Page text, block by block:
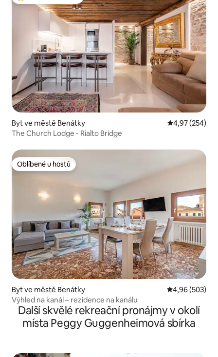
Byt ve městě Benátky Průměrné
4,97 (254)
The Church Lodge - Rialto Bridge
Oblíbené u hostů
Oblíbené u hostů
Byt ve městě Benátky Průměrné
4,96 (503)
Výhled na kanál – rezidence na kanálu
Další skvělé rekreační pronájmy v okolí
místa Peggy Guggenheimová sbírka